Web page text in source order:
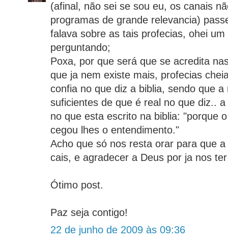
(afinal, não sei se sou eu, os canais
programas de grande relevancia)
falava sobre as tais profecias, ohei
perguntando;
Poxa, por que será que se acredita
que ja nem existe mais, profecias
confia no que diz a biblia, sendo que
suficientes de que é real no que diz..
no que esta escrito na biblia: "porque
cegou lhes o entendimento."
Acho que só nos resta orar para que
cais, e agradecer a Deus por ja nos
Ótimo post.
Paz seja contigo!
22 de junho de 2009 às 09:36